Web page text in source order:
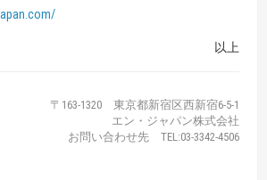
以上
〒163-1320 東京都新宿区西新宿6-5-1
エン・ジャパン株式会社
お問い合わせ先 TEL:03-3342-4506